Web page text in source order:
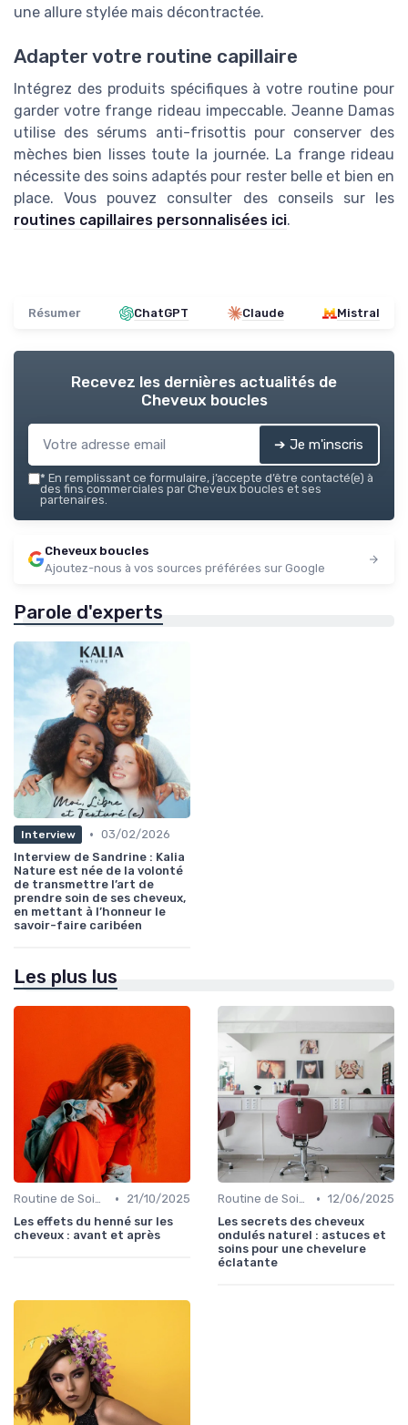
une allure stylée mais décontractée.
Adapter votre routine capillaire
Intégrez des produits spécifiques à votre routine pour
garder votre frange rideau impeccable. Jeanne Damas
utilise des sérums anti-frisottis pour conserver des
mèches bien lisses toute la journée. La frange rideau
nécessite des soins adaptés pour rester belle et bien en
place. Vous pouvez consulter des conseils sur les
routines capillaires personnalisées ici.
Résumer ChatGPT Claude Mistral
Recevez les dernières actualités de
Cheveux boucles
➔ Je m'inscris
* En remplissant ce formulaire, j’accepte d’être contacté(e) à
des fins commerciales par Cheveux boucles et ses
partenaires.
Cheveux boucles
Ajoutez-nous à vos sources préférées sur Google
Parole d'experts
Interview • 03/02/2026
Interview de Sandrine : Kalia
Nature est née de la volonté
de transmettre l’art de
prendre soin de ses cheveux,
en mettant à l’honneur le
savoir-faire caribéen
Les plus lus
Routine de Soins pour Cheveux Bouclés •
21/10/2025
Les effets du henné sur les
cheveux : avant et après
Routine de Soins pour Cheveux Bouclés • 12/06/2025
Les secrets des cheveux
ondulés naturel : astuces et
soins pour une chevelure
éclatante